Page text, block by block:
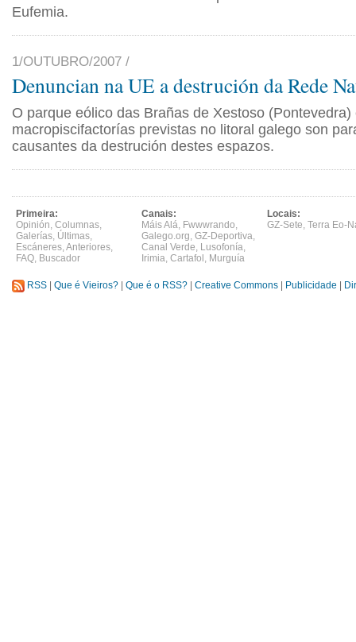
Eufemia.
1/OUTUBRO/2007 /
Denuncian na UE a destrución da Rede
O parque eólico das Brañas de Xestoso (Pontevedra)
macropiscifactorías previstas no litoral galego son
causantes da destrución destes espazos.
Primeira:
Opinión, Columnas,
Galerías, Últimas,
Escáneres,Anteriores,
FAQ, Buscador
Canais:
Máis Alá, Fwwwrando,
Galego.org, GZ-Deportiva,
Canal Verde, Lusofonía,
Irimia, Cartafol , Murguía
Locais:
GZ-Sete, Terra Eo-
RSS Que é Vieiros? Que é o RSS? Creative Commons Publicidade